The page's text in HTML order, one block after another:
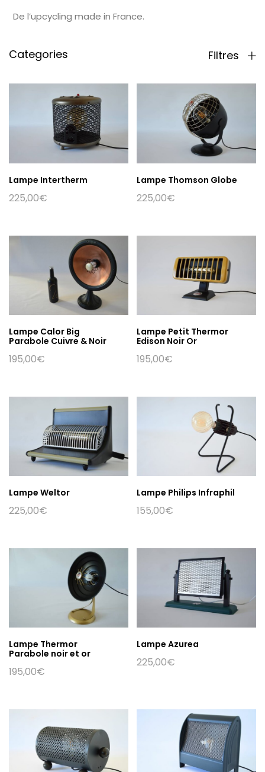
De l’upcycling made in France.
Categories Filtres
Lampe Intertherm
225,00€
Lampe Thomson Globe
225,00€
Lampe Calor Big
Parabole Cuivre & Noir
195,00€
Lampe Petit Thermor
Edison Noir Or
195,00€
Lampe Weltor
225,00€
Lampe Philips Infraphil
155,00€
Lampe Thermor
Parabole noir et or
195,00€
Lampe Azurea
225,00€